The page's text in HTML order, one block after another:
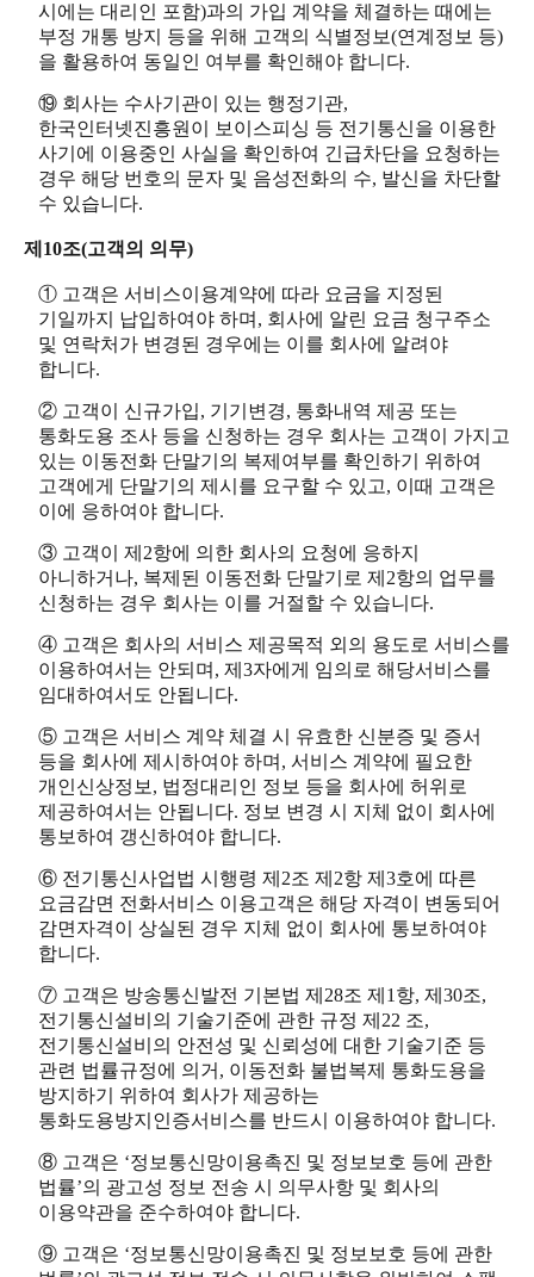
시에는 대리인 포함)과의 가입 계약을 체결하는 때에는
부정 개통 방지 등을 위해 고객의 식별정보(연계정보 등)
을 활용하여 동일인 여부를 확인해야 합니다.
⑲ 회사는 수사기관이 있는 행정기관,
한국인터넷진흥원이 보이스피싱 등 전기통신을 이용한
사기에 이용중인 사실을 확인하여 긴급차단을 요청하는
경우 해당 번호의 문자 및 음성전화의 수, 발신을 차단할
수 있습니다.
제10조(고객의 의무)
① 고객은 서비스이용계약에 따라 요금을 지정된
기일까지 납입하여야 하며, 회사에 알린 요금 청구주소
및 연락처가 변경된 경우에는 이를 회사에 알려야
합니다.
② 고객이 신규가입, 기기변경, 통화내역 제공 또는
통화도용 조사 등을 신청하는 경우 회사는 고객이 가지고
있는 이동전화 단말기의 복제여부를 확인하기 위하여
고객에게 단말기의 제시를 요구할 수 있고, 이때 고객은
이에 응하여야 합니다.
③ 고객이 제2항에 의한 회사의 요청에 응하지
아니하거나, 복제된 이동전화 단말기로 제2항의 업무를
신청하는 경우 회사는 이를 거절할 수 있습니다.
④ 고객은 회사의 서비스 제공목적 외의 용도로 서비스를
이용하여서는 안되며, 제3자에게 임의로 해당서비스를
임대하여서도 안됩니다.
⑤ 고객은 서비스 계약 체결 시 유효한 신분증 및 증서
등을 회사에 제시하여야 하며, 서비스 계약에 필요한
개인신상정보, 법정대리인 정보 등을 회사에 허위로
제공하여서는 안됩니다. 정보 변경 시 지체 없이 회사에
통보하여 갱신하여야 합니다.
⑥ 전기통신사업법 시행령 제2조 제2항 제3호에 따른
요금감면 전화서비스 이용고객은 해당 자격이 변동되어
감면자격이 상실된 경우 지체 없이 회사에 통보하여야
합니다.
⑦ 고객은 방송통신발전 기본법 제28조 제1항, 제30조,
전기통신설비의 기술기준에 관한 규정 제22 조,
전기통신설비의 안전성 및 신뢰성에 대한 기술기준 등
관련 법률규정에 의거, 이동전화 불법복제 통화도용을
방지하기 위하여 회사가 제공하는
통화도용방지인증서비스를 반드시 이용하여야 합니다.
⑧ 고객은 ‘정보통신망이용촉진 및 정보보호 등에 관한
법률’의 광고성 정보 전송 시 의무사항 및 회사의
이용약관을 준수하여야 합니다.
⑨ 고객은 ‘정보통신망이용촉진 및 정보보호 등에 관한